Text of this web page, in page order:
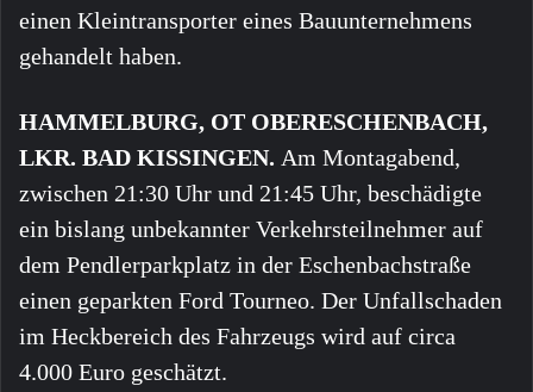
einen Kleintransporter eines Bauunternehmens
gehandelt haben.
HAMMELBURG, OT OBERESCHENBACH,
LKR. BAD KISSINGEN. Am Montagabend,
zwischen 21:30 Uhr und 21:45 Uhr, beschädigte
ein bislang unbekannter Verkehrsteilnehmer auf
dem Pendlerparkplatz in der Eschenbachstraße
einen geparkten Ford Tourneo. Der Unfallschaden
im Heckbereich des Fahrzeugs wird auf circa
4.000 Euro geschätzt.